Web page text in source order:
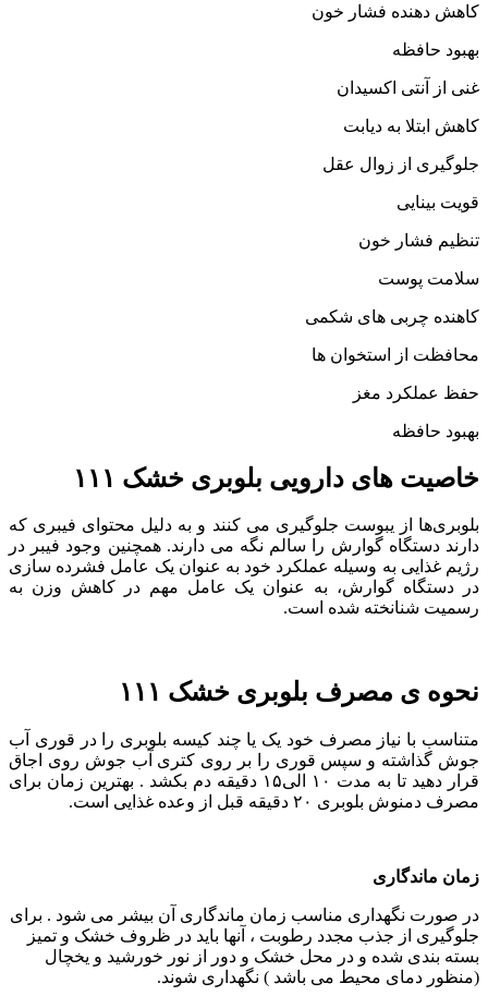
کاهش دهنده فشار خون
بهبود حافظه
غنی از آنتی اکسیدان
کاهش ابتلا به دیابت
جلوگیری از زوال عقل
قویت بینایی
تنظیم فشار خون
سلامت پوست
کاهنده چربی های شکمی
محافظت از استخوان ها
حفظ عملکرد مغز
بهبود حافظه
خاصیت های دارویی بلوبری خشک ۱۱۱
بلوبری‌ها از یبوست جلوگیری می کنند و به دلیل محتوای فیبری که
دارند دستگاه گوارش را سالم نگه می دارند. همچنین وجود فیبر در
رژیم غذایی به وسیله عملکرد خود به عنوان یک عامل فشرده سازی
در دستگاه گوارش، به عنوان یک عامل مهم در کاهش وزن به
رسمیت شنانخته شده است.
نحوه ی مصرف بلوبری خشک ۱۱۱
متناسب با نیاز مصرف خود یک یا چند کیسه بلوبری را در قوری آب
جوش گذاشته و سپس قوری را بر روی کتری آب جوش روی اجاق
قرار دهید تا به مدت ۱۰ الی۱۵ دقیقه دم بکشد . بهترین زمان برای
مصرف دمنوش بلوبری ۲۰ دقیقه قبل از وعده غذایی است.
زمان ماندگاری
در صورت نگهداری مناسب زمان ماندگاری آن بیشر می شود . برای
جلوگیری از جذب مجدد رطوبت ، آنها باید در ظروف خشک و تمیز
بسته بندی شده و در محل خشک و دور از نور خورشید و یخچال
(منظور دمای محیط می باشد ) نگهداری شوند.